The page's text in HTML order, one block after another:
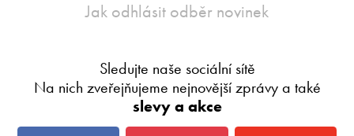
Jak odhlásit odběr novinek
Sledujte naše sociální sítě
Na nich zveřejňujeme nejnovější zprávy a také
slevy a akce